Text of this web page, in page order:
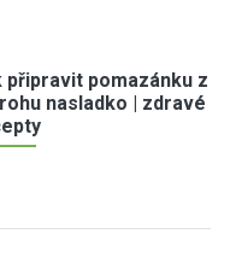
připravit pomazánku z
nasladko | zdravé